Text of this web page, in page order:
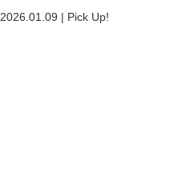
2026.01.09 | Pick Up!